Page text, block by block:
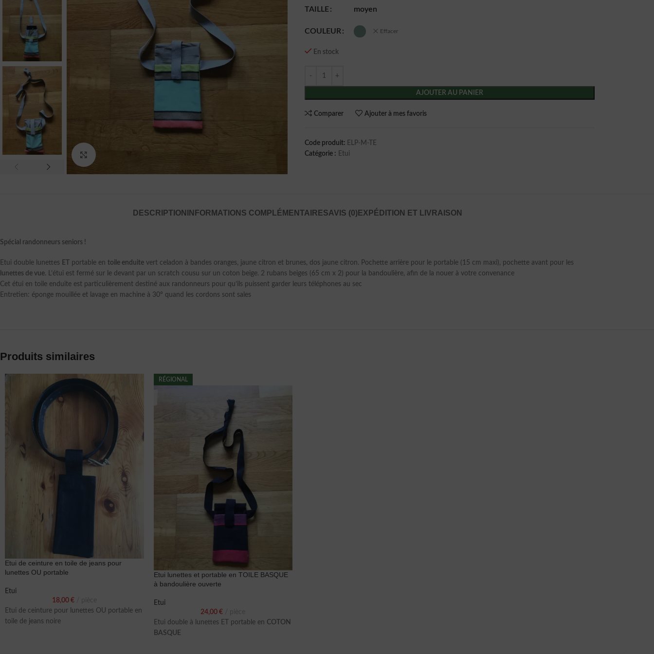
TAILLE moyen
COULEUR Effacer
En stock
AJOUTER AU PANIER
Comparer Ajouter à mes favoris
Code produit: ELP-M-TE
Catégorie : Etui
DESCRIPTION INFORMATIONS COMPLÉMENTAIRESAVIS (0) EXPÉDITION ET LIVRAISON
Spécial randonneurs seniors !
Etui double lunettes ET portable en toile enduite vert celadon à bandes oranges, jaune citron et brunes, dos jaune citron. Pochette arrière pour le portable (15 cm maxi), pochette avant pour les
lunettes de vue. L’étui est fermé sur le devant par un scratch cousu sur un coton beige. 2 rubans beiges (65 cm x 2) pour la bandoulière, afin de la nouer à votre convenance
Cet étui en toile enduite est particulièrement destiné aux randonneurs pour qu’ils puissent garder leurs téléphones au sec
Entretien: éponge mouillée et lavage en machine à 30° quand les cordons sont sales
Produits similaires
Etui de ceinture en toile de jeans pour
lunettes OU portable
Etui
18,00 €
Etui de ceinture pour lunettes OU portable en
toile de jeans noire
RÉGIONAL
Etui lunettes et portable en TOILE BASQUE
à bandoulière ouverte
Etui
24,00€
Etui double à lunettes ET portable en COTON
BASQUE